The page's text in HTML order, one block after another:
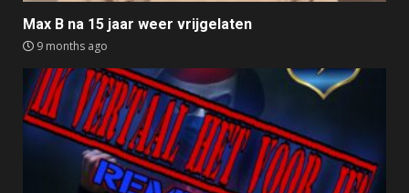
Max B na 15 jaar weer vrijgelaten
9 months ago